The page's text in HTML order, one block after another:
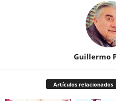
Guillermo
Artículos relacionados